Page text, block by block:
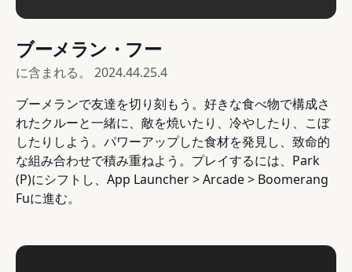
ブーメラン・フー
に含まれる。 2024.44.25.4
ブーメランで友達を切り刻もう。好きな食べ物で構成さ
れたクルーと一緒に、敵を焼いたり、冷やしたり、こぼ
したりしよう。パワーアップした食材を発見し、致命的
な組み合わせで積み重ねよう。プレイするには、Park
(P)にシフトし、App Launcher > Arcade > Boomerang
Fuに進む。